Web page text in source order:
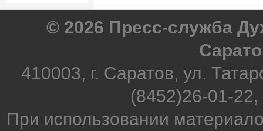
© 2026 Пресс-служба
410003, г. Саратов, ул.
(8452)26-01-
При использовании